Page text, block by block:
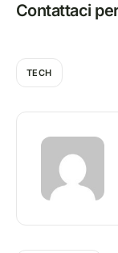
Contattaci
TECH